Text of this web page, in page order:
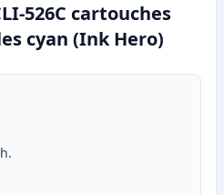
526C cartouches
cyan (Ink Hero)